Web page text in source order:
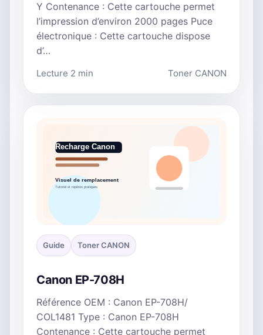
Y Contenance : Cette cartouche permet
l’impression d’environ 2000 pages Puce
électronique : Cette cartouche dispose
d’…
Lecture 2 min Toner CANON
Guide Toner CANON
Canon EP-708H
Référence OEM : Canon EP-708H/
COL1481 Type : Canon EP-708H
Contenance : Cette cartouche permet